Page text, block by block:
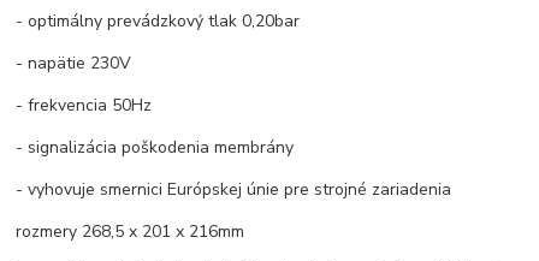
- optimálny prevádzkový tlak 0,20bar
- napätie 230V
- frekvencia 50Hz
- signalizácia poškodenia membrány
- vyhovuje smernici Európskej únie pre strojné zariadenia
rozmery 268,5 x 201 x 216mm